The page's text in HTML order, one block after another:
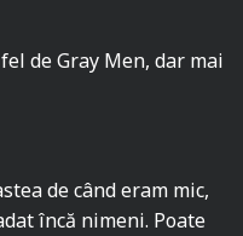
de Gray Men, dar mai
de când eram mic,
încă nimeni. Poate